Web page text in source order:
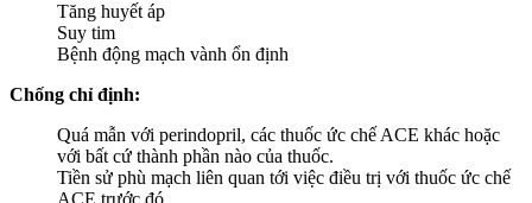
Tăng huyết áp
Suy tim
Bệnh động mạch vành ổn định
Chống chỉ định:
Quá mẫn với perindopril, các thuốc ức chế ACE khác hoặc
với bất cứ thành phần nào của thuốc.
Tiền sử phù mạch liên quan tới việc điều trị với thuốc ức chế
ACE trước đó.